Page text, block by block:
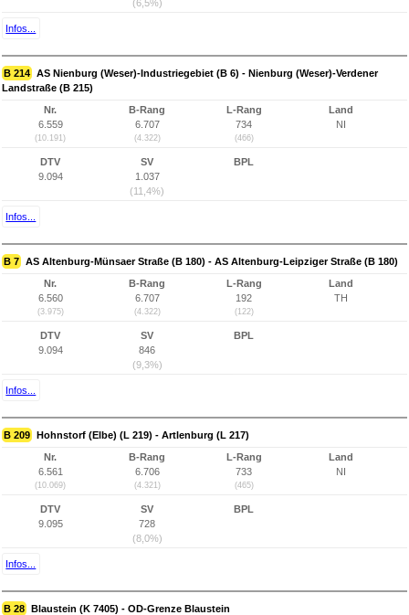
(6,5%)
Infos...
B 214 AS Nienburg (Weser)-Industriegebiet (B 6) - Nienburg (Weser)-Verdener
Landstraße (B 215)
Nr.
6.559
(10.191)
B-Rang
6.707
(4.322)
L-Rang
734
(466)
Land
NI
DTV
9.094
SV
1.037
(11,4%)
BPL
Infos...
B 7 AS Altenburg-Münsaer Straße (B 180) - AS Altenburg-Leipziger Straße (B 180)
Nr.
6.560
(3.975)
B-Rang
6.707
(4.322)
L-Rang
192
(122)
Land
TH
DTV
9.094
SV
846
(9,3%)
BPL
Infos...
B 209 Hohnstorf (Elbe) (L 219) - Artlenburg (L 217)
Nr.
6.561
(10.069)
B-Rang
6.706
(4.321)
L-Rang
733
(465)
Land
NI
DTV
9.095
SV
728
(8,0%)
BPL
Infos...
B 28 Blaustein (K 7405) - OD-Grenze Blaustein